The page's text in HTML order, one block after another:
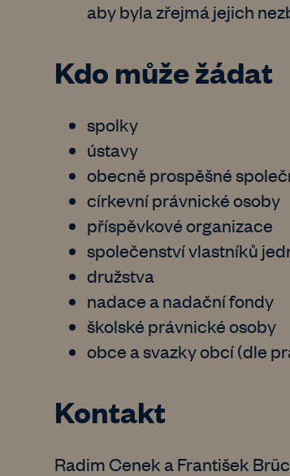
aby byla zřejmá jejich
Kdo může žádat
spolky
ústavy
obecně prospěšné
církevní právnické osoby
příspěvkové organizace
společenství vlastníků
družstva
nadace a nadační fondy
školské právnické osoby
obce a svazky obcí (dle
Kontakt
Radim Cenek a František